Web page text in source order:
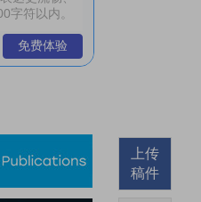
免费体验
上传
稿件